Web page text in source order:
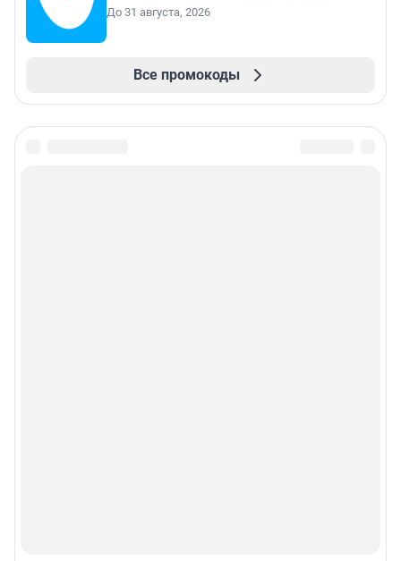
До 31 августа, 2026
Все промокоды